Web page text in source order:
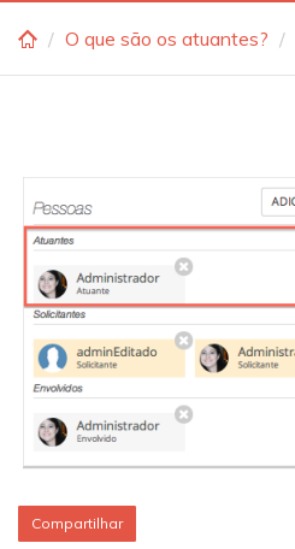
O que são os atuantes?
Compartilhar